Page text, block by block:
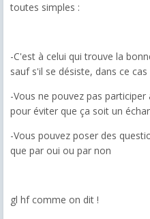
toutes simples :
-C'est à celui qui trouve la
sauf s'il se désiste, dans ce
-Vous ne pouvez pas
pour éviter que ça soit un
-Vous pouvez poser des
que par oui ou par non
gl hf comme on dit !